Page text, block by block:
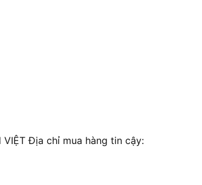
VIỆT Địa chỉ mua hàng tin cậy: